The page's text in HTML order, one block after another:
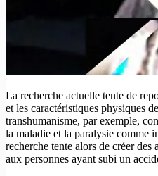
La recherche actuelle tente de
et les caractéristiques physiques
transhumanisme, par exemple,
la maladie et la paralysie comme
recherche tente alors de créer
aux personnes ayant subi un